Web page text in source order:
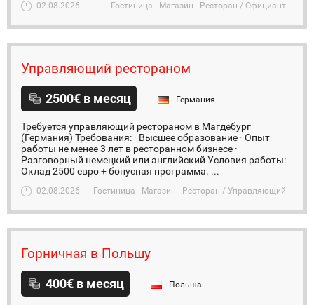
02.08.2026 Гостиница - Магазин - Ресторан / Официант
Управляющий рестораном
2500€ в месяц Германия
Требуется управляющий рестораном в Магдебург
(Германия) Требования: · Высшее образование · Опыт
работы не менее 3 лет в ресторанном бизнесе ·
Разговорный немецкий или английский Условия работы:
Оклад 2500 евро + бонусная программа. ...
02.08.2026 Гостиница - Магазин - Ресторан / Управляющий
Горничная в Польшу
400€ в месяц Польша